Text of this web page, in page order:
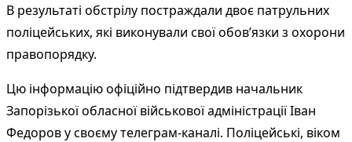
В результаті обстрілу постраждали двоє патрульних
поліцейських, які виконували свої обов’язки з охорони
правопорядку.
Цю інформацію офіційно підтвердив начальник
Запорізької обласної військової адміністрації Іван
Федоров у своєму телеграм-каналі. Поліцейські, віком